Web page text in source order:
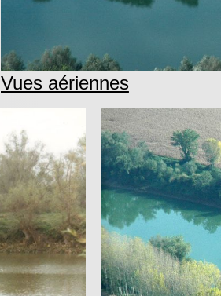
Vues aériennes